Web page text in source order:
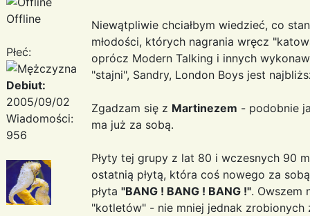
Offline
Płeć:
Debiut:
2005/09/02
Wiadomości:
956
Niewątpliwie chciałbym wiedzieć, co
młodości, których nagrania wręcz
oprócz Modern Talking i innych
"stajni", Sandry, London Boys jest
Zgadzam się z Martinezem - podobnie
ma już za sobą.
Płyty tej grupy z lat 80 i wczesnych 90
ostatnią płytą, która coś nowego za sobą
płyta "BANG ! BANG ! BANG !". Owszem
"kotletów" - nie mniej jednak zrobionych